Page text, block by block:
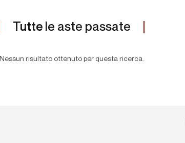
Tutte le aste passate
Nessun risultato ottenuto per questa ricerca.